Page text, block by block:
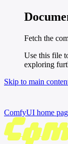
Fetch the
Use this file
exploring
Skip to main
ComfyUI home